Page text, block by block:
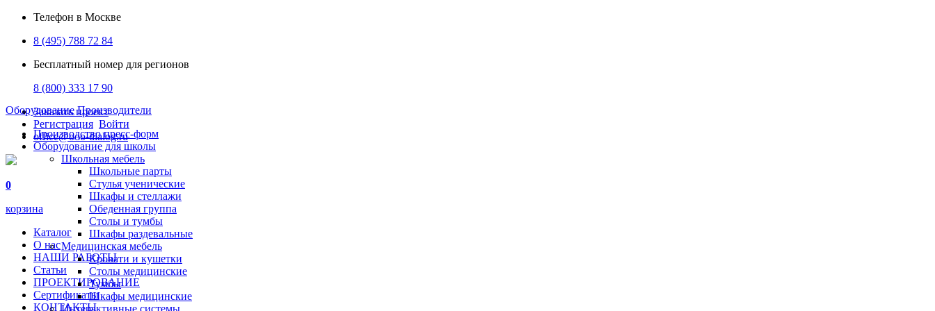
Телефон в Москве
8 (495) 788 72 84
Бесплатный номер для регионов
8 (800) 333 17 90
Заказать проект
Регистрация Войти
office@ooo-dialog.ru
0
корзина
Каталог
О нас
НАШИ РАБОТЫ
Статьи
ПРОЕКТИРОВАНИЕ
Сертификаты
КОНТАКТЫ
Оборудование Производители
Производство пресс-форм
Оборудование для школы
Школьная мебель
Школьные парты
Стулья ученические
Шкафы и стеллажи
Обеденная группа
Столы и тумбы
Шкафы раздевальные
Медицинская мебель
Кровати и кушетки
Столы медицинские
Тумбы
Шкафы медицинские
Интерактивные системы